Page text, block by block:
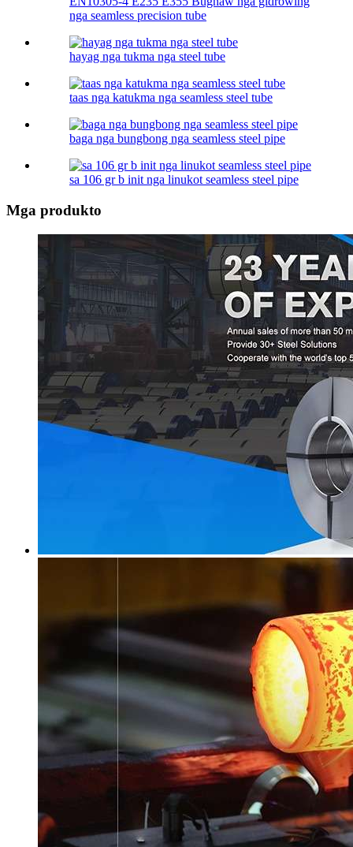
nga seamless precision tube
hayag nga tukma nga steel tube
taas nga katukma nga seamless steel tube
baga nga bungbong nga seamless steel pipe
sa 106 gr b init nga linukot seamless steel pipe
Mga produkto